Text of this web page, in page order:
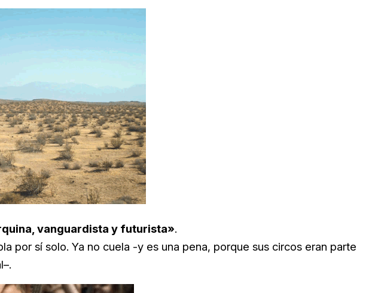
vanguardista y futurista».
por sí solo. Ya no cuela -y es una pena, porque sus circos eran parte